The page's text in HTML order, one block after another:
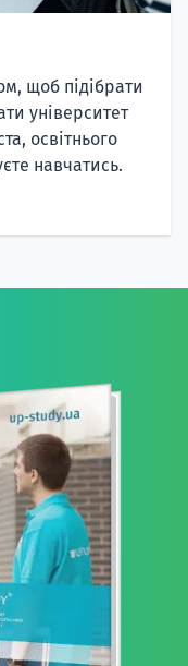
щоб підібрати
університет
освітнього
навчатись.